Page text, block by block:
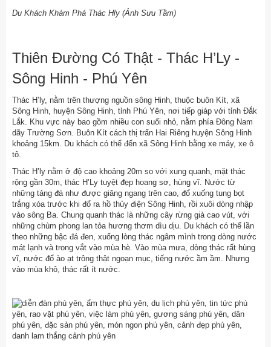
Du Khách Khám Phá Thác Hly (Ảnh Sưu Tầm)
Thiên Đường Có Thật - Thác H’Ly -
Sông Hinh - Phú Yên
Thác H’ly, nằm trên thượng nguồn sông Hinh, thuộc buôn Kít, xã
Sông Hinh, huyện Sông Hinh, tỉnh Phú Yên, nơi tiếp giáp với tỉnh Đắk
Lắk. Khu vực này bao gồm nhiều con suối nhỏ, nằm phía Đông Nam
dãy Trường Sơn. Buôn Kít cách thị trấn Hai Riêng huyện Sông Hinh
khoảng 15km. Du khách có thể đến xã Sông Hinh bằng xe máy, xe ô
tô.
Thác H’ly nằm ở độ cao khoảng 20m so với xung quanh, mặt thác
rộng gần 30m, thác H’Ly tuyệt đẹp hoang sơ, hùng vĩ. Nước từ
những tảng đá như được giăng ngang trên cao, đổ xuống tung bọt
trắng xóa trước khi đổ ra hồ thủy điện Sông Hinh, rồi xuôi dòng nhập
vào sông Ba. Chung quanh thác là những cây rừng già cao vút, với
những chùm phong lan tỏa hương thơm dìu dịu. Du khách có thể lần
theo những bậc đá đen, xuống lòng thác ngâm mình trong dòng nước
mát lạnh và trong vắt vào mùa hè. Vào mùa mưa, dòng thác rất hùng
vĩ, nước đổ ào ạt trông thật ngoạn mục, tiếng nước ầm ầm. Nhưng
vào mùa khô, thác rất ít nước.